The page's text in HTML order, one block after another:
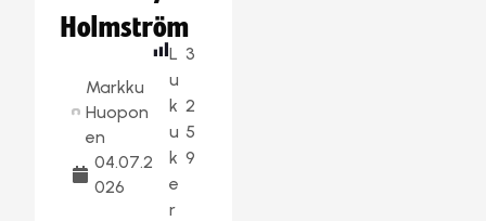
Holmström
Markku
Huopon
en
04.07.2
026
L
u
k
u
k
e
r
3
2
5
9